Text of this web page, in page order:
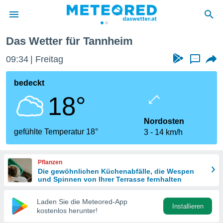
wurde
dass
sind.
diese
Das Wetter für Tannheim
09:34 Freitag ...
bedeckt
18°
gefühlte Temperatur 18°
Nordosten
3
14 km/h
Pflanzen
Die gewöhnlichen Küchenabfälle, die Wespen
und Spinnen von Ihrer Terrasse fernhalten
Laden Sie die Meteored-App
kostenlos herunter!
Installieren